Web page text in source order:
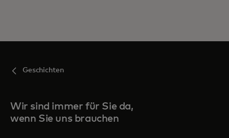
Geschichten
Wir sind immer für Sie da,
wenn Sie uns brauchen